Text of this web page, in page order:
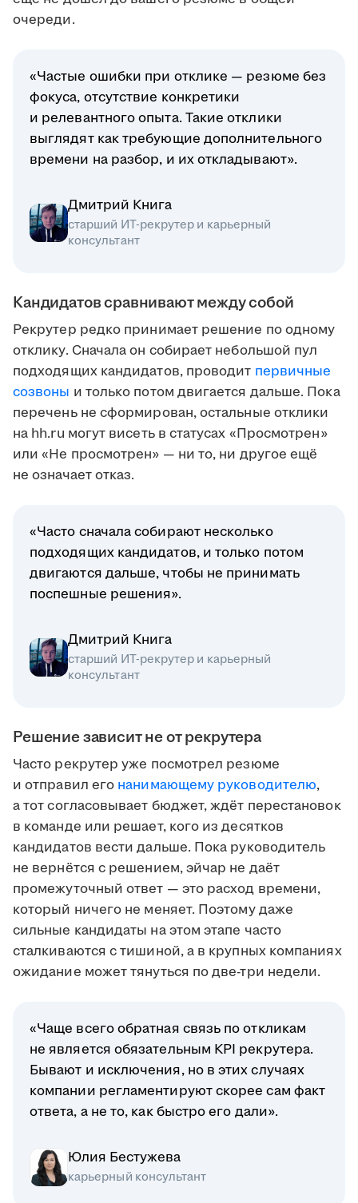
очереди.
«Частые ошибки при отклике — резюме без
фокуса, отсутствие конкретики
и релевантного опыта. Такие отклики
выглядят как требующие дополнительного
времени на разбор, и их откладывают».
Дмитрий Книга
старший ИТ-рекрутер и карьерный
консультант
Кандидатов сравнивают между собой
Рекрутер редко принимает решение по одному
отклику. Сначала он собирает небольшой пул
подходящих кандидатов, проводит первичные
созвоны и только потом двигается дальше. Пока
перечень не сформирован, остальные отклики
на hh.ru могут висеть в статусах «Просмотрен»
или «Не просмотрен» — ни то, ни другое ещё
не означает отказ.
«Часто сначала собирают несколько
подходящих кандидатов, и только потом
двигаются дальше, чтобы не принимать
поспешные решения».
Дмитрий Книга
старший ИТ-рекрутер и карьерный
консультант
Решение зависит не от рекрутера
Часто рекрутер уже посмотрел резюме
и отправил его нанимающему руководителю,
а тот согласовывает бюджет, ждёт перестановок
в команде или решает, кого из десятков
кандидатов вести дальше. Пока руководитель
не вернётся с решением, эйчар не даёт
промежуточный ответ — это расход времени,
который ничего не меняет. Поэтому даже
сильные кандидаты на этом этапе часто
сталкиваются с тишиной, а в крупных компаниях
ожидание может тянуться по две-три недели.
«Чаще всего обратная связь по откликам
не является обязательным KPI рекрутера.
Бывают и исключения, но в этих случаях
компании регламентируют скорее сам факт
ответа, а не то, как быстро его дали».
Юлия Бестужева
карьерный консультант